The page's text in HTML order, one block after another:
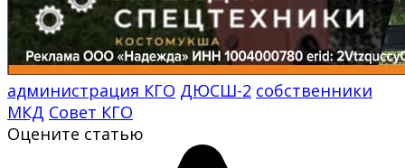
администрация КГО ДЮСШ-2 собственники
МКД Совет КГО
Оцените статью